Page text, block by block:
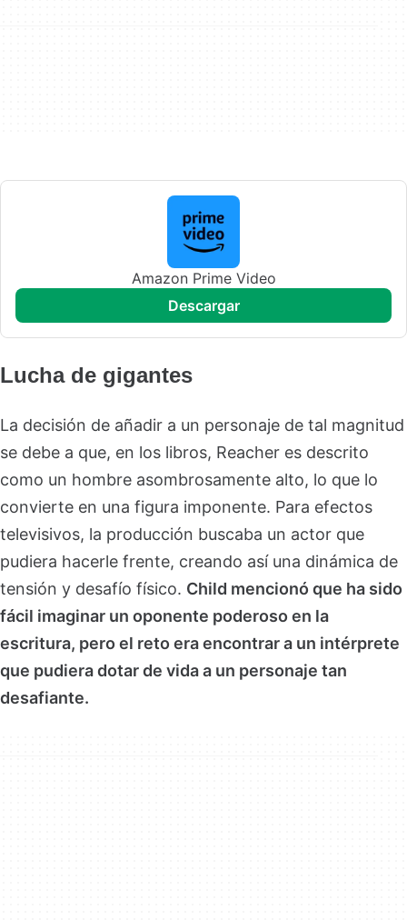
Amazon Prime Video
descargar
Lucha de gigantes
La decisión de añadir a un personaje de tal magnitud
se debe a que, en los libros, Reacher es descrito
como un hombre asombrosamente alto, lo que lo
convierte en una figura imponente. Para efectos
televisivos, la producción buscaba un actor que
pudiera hacerle frente, creando así una dinámica de
tensión y desafío físico. Child mencionó que ha sido
fácil imaginar un oponente poderoso en la
escritura, pero el reto era encontrar a un intérprete
que pudiera dotar de vida a un personaje tan
desafiante.